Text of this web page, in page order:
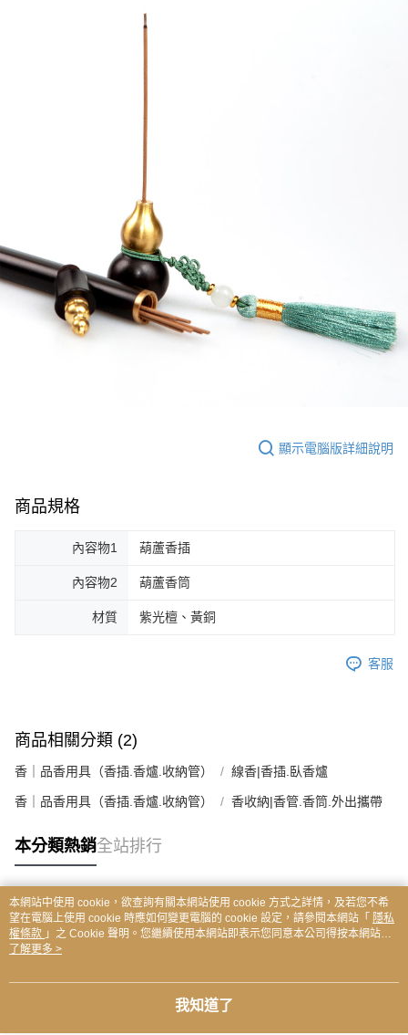
顯示電腦版詳細說明
商品規格
內容物1 葫蘆香插
內容物2 葫蘆香筒
材質 紫光檀、黃銅
客服
商品相關分類 (2)
香｜品香用具（香插.香爐.收納管） 線香|香插.臥香爐
香｜品香用具（香插.香爐.收納管） 香收納|香管.香筒.外出攜帶
本分類熱銷全站排行
熱門標籤
本網站中使用 cookie，欲查詢有關本網站使用 cookie 方式之詳情，及若您不希
望在電腦上使用 cookie 時應如何變更電腦的 cookie 設定，請參閱本網站「 隱私
權條款 」之 Cookie 聲明。您繼續使用本網站即表示您同意本公司得按本網站使
用條款之 Cookie 聲明使用 cookie。
了解更多 >
我知道了